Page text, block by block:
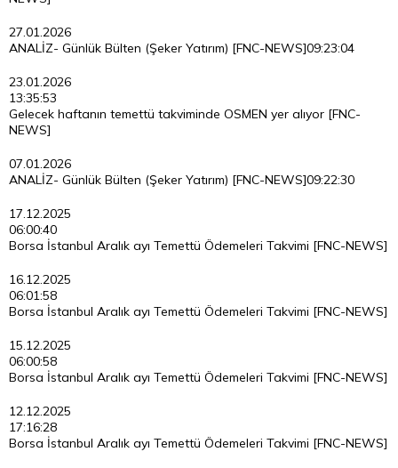
27.01.2026
09:23:04
ANALİZ- Günlük Bülten (Şeker Yatırım) [FNC-NEWS]
23.01.2026
13:35:53
Gelecek haftanın temettü takviminde OSMEN yer alıyor [FNC-
NEWS]
07.01.2026
09:22:30
ANALİZ- Günlük Bülten (Şeker Yatırım) [FNC-NEWS]
17.12.2025
06:00:40
Borsa İstanbul Aralık ayı Temettü Ödemeleri Takvimi [FNC-NEWS]
16.12.2025
06:01:58
Borsa İstanbul Aralık ayı Temettü Ödemeleri Takvimi [FNC-NEWS]
15.12.2025
06:00:58
Borsa İstanbul Aralık ayı Temettü Ödemeleri Takvimi [FNC-NEWS]
12.12.2025
17:16:28
Borsa İstanbul Aralık ayı Temettü Ödemeleri Takvimi [FNC-NEWS]